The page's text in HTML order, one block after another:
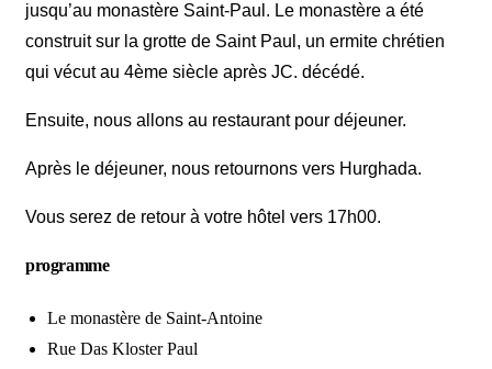
jusqu’au monastère Saint-Paul. Le monastère a été
construit sur la grotte de Saint Paul, un ermite chrétien
qui vécut au 4ème siècle après JC. décédé.
Ensuite, nous allons au restaurant pour déjeuner.
Après le déjeuner, nous retournons vers Hurghada.
Vous serez de retour à votre hôtel vers 17h00.
programme
Le monastère de Saint-Antoine
Rue Das Kloster Paul